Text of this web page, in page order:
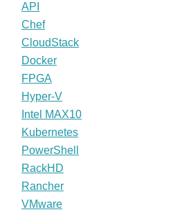
API
Chef
CloudStack
Docker
FPGA
Hyper-V
Intel MAX10
Kubernetes
PowerShell
RackHD
Rancher
VMware